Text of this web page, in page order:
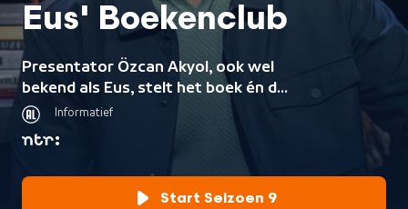
Eus' Boekenclub
Presentator Özcan Akyol, ook wel
bekend als Eus, stelt het boek én de
lezer centraal.
Informatief
Start Seizoen 9